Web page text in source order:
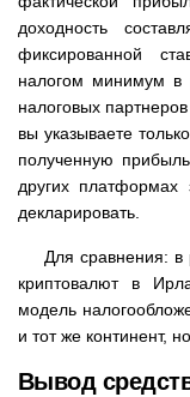
доходность
фиксированной
налогом минимум в
налоговых
вы указываете
полученную
других
декларировать.
Для сравнения: в
криптовалют в
модель
и тот же континент,
Вывод